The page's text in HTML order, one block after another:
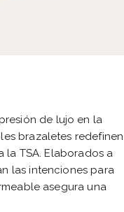
de lujo en la
brazaletes redefinen
la TSA. Elaborados a
las intenciones para
asegura una